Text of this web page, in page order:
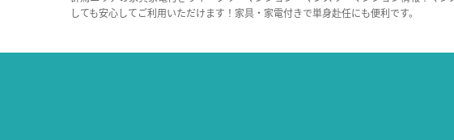
しても安心してご利用いただけます！家具・家電付きで単身赴任にも便利です。